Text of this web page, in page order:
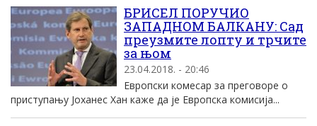
БРИСЕЛ ПОРУЧИО
ЗАПАДНОМ БАЛКАНУ: Сад
преузмите лопту и трчите
за њом
23.04.2018. - 20:46
Европски комесар за преговоре о
приступању Јоханес Хан каже да је Европска комисија...